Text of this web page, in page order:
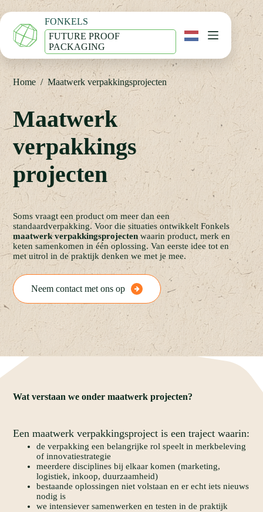
Ga
naar
inhoud
FONKELS
FUTURE PROOF
PACKAGING
Home / Maatwerk verpakkingsprojecten
Maatwerk
verpakkings
projecten
Soms vraagt een product om meer dan een
standaardverpakking. Voor die situaties ontwikkelt Fonkels
maatwerk verpakkingsprojectenwaarin product, merk en
keten samenkomen in één oplossing. Van eerste idee tot en
met uitrol in de praktijk denken we met je mee.
Neem contact met ons op
Wat verstaan we onder maatwerk projecten?
Een maatwerk verpakkingsproject is een traject waarin:
de verpakking een belangrijke rol speelt in merkbeleving
of innovatiestrategie
meerdere disciplines bij elkaar komen (marketing,
logistiek, inkoop, duurzaamheid)
bestaande oplossingen niet volstaan en er echt iets nieuws
nodig is
we intensiever samenwerken en testen in de praktijk